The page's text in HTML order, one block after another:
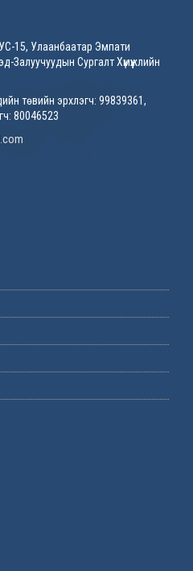
УС-15, Улаанбаатар Эмпати
Залуучуудын Сургалт Хүмүүжлийн
төвийн эрхлэгч: 99839361,
80046523